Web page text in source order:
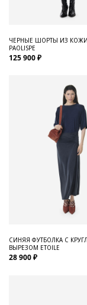
ЧЕРНЫЕ ШОРТЫ ИЗ
PAOLISPE
125 900 ₽
СИНЯЯ ФУТБОЛКА С
ВЫРЕЗОМ ETOILE
28 900 ₽